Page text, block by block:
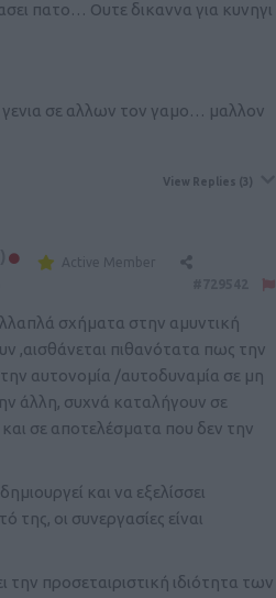
πατο… Ουτε δικαννα για κυνηγι
γενια σε αλλων τον γαμο… μαλλον
View Replies (3)
Active Member
σχήματα στην αμυντική
,αισθάνεται πιθανότατα πως την
την αυτονομία /αυτοδυναμία σε μη
άλλη, συχνά καταλήγουν σε
σε αποτελέσματα που δεν την
και να εξελίσσει
της, οι συνεργασίες είναι
την προσεταιριστική ιδιότητα των